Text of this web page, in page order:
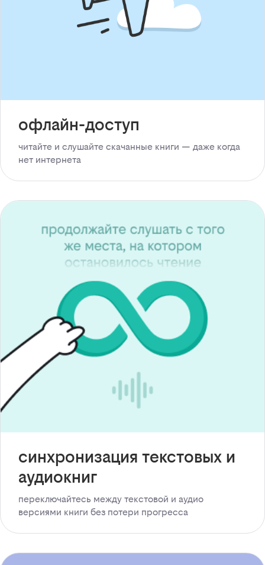
офлайн-доступ
читайте и слушайте скачанные книги — даже когда
нет интернета
синхронизация текстовых и
аудиокниг
переключайтесь между текстовой и аудио
версиями книги без потери прогресса